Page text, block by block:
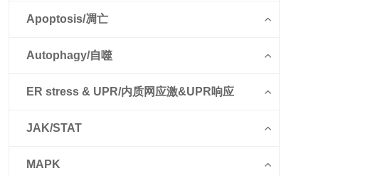
Apoptosis/凋亡
Autophagy/自噬
ER stress & UPR/内质网应激&UPR响应
JAK/STAT
MAPK